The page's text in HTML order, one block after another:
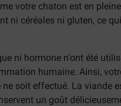
votre chaton est en
céréales ni gluten, ce
ni hormone n'ont été
humaine. Ainsi,
soit effectué. La viande
un goût